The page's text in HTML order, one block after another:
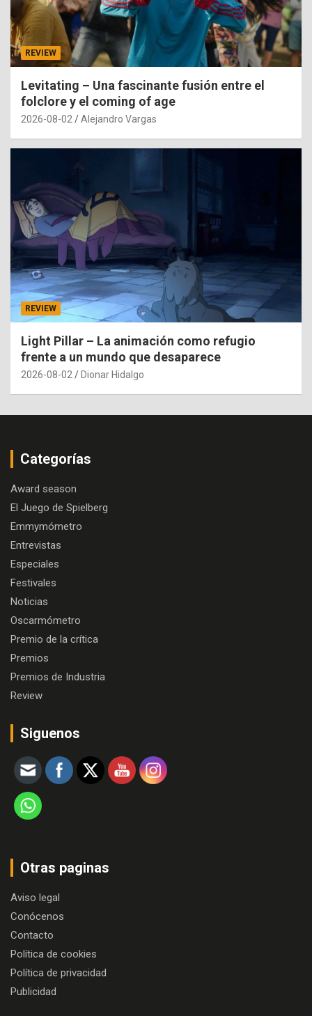
REVIEW
Levitating – Una fascinante fusión entre el
folclore y el coming of age
2026-08-02 Alejandro Vargas
REVIEW
Light Pillar – La animación como refugio
frente a un mundo que desaparece
2026-08-02 Dionar Hidalgo
Categorías
Award season
El Juego de Spielberg
Emmymómetro
Entrevistas
Especiales
Festivales
Noticias
Oscarmómetro
Premio de la crítica
Premios
Premios de Industria
Review
Siguenos
Otras paginas
Aviso legal
Conócenos
Contacto
Política de cookies
Política de privacidad
Publicidad